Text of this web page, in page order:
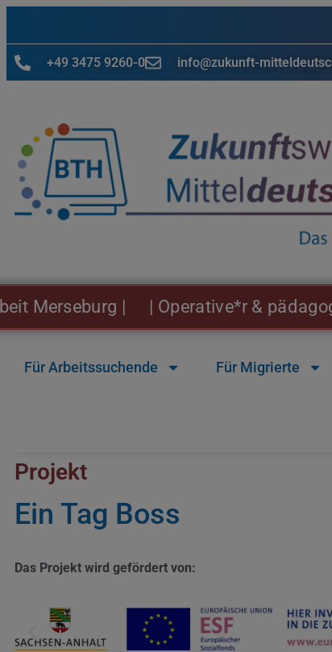
+49 3475 9260-0 info@zukunft-
| | Operative*r &
Für Arbeitssuchende Für Migrierte
Projekt
Ein Tag Boss
Das Projekt wird gefördert von: